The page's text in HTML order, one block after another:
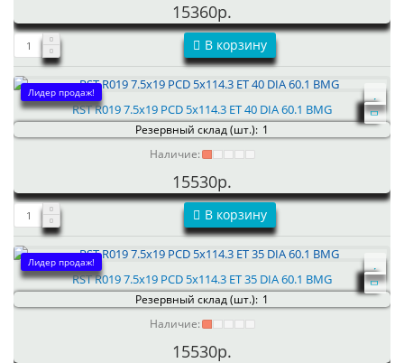
15360р.
В корзину
Лидер продаж!
RST R019 7.5x19 PCD 5x114.3 ET 40 DIA 60.1 BMG
Резервный склад (шт.): 1
Наличие:
15530р.
В корзину
Лидер продаж!
RST R019 7.5x19 PCD 5x114.3 ET 35 DIA 60.1 BMG
Резервный склад (шт.): 1
Наличие:
15530р.